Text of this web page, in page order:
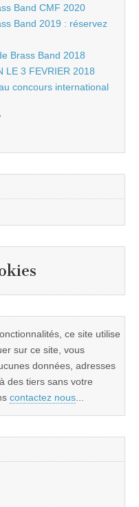
Band CMF 2020
Band 2019 : réservez
Brass Band 2018
LE 3 FEVRIER 2018
concours international
ce site utilise
sur ce site, vous
données, adresses
des tiers sans votre
contactez nous...